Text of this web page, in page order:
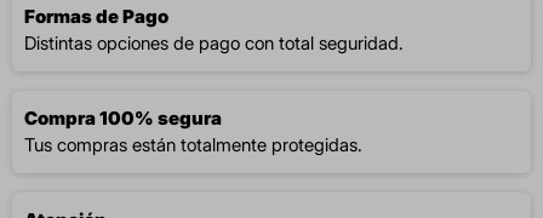
Formas de Pago
Distintas opciones de pago con total seguridad.
Compra 100% segura
Tus compras están totalmente protegidas.